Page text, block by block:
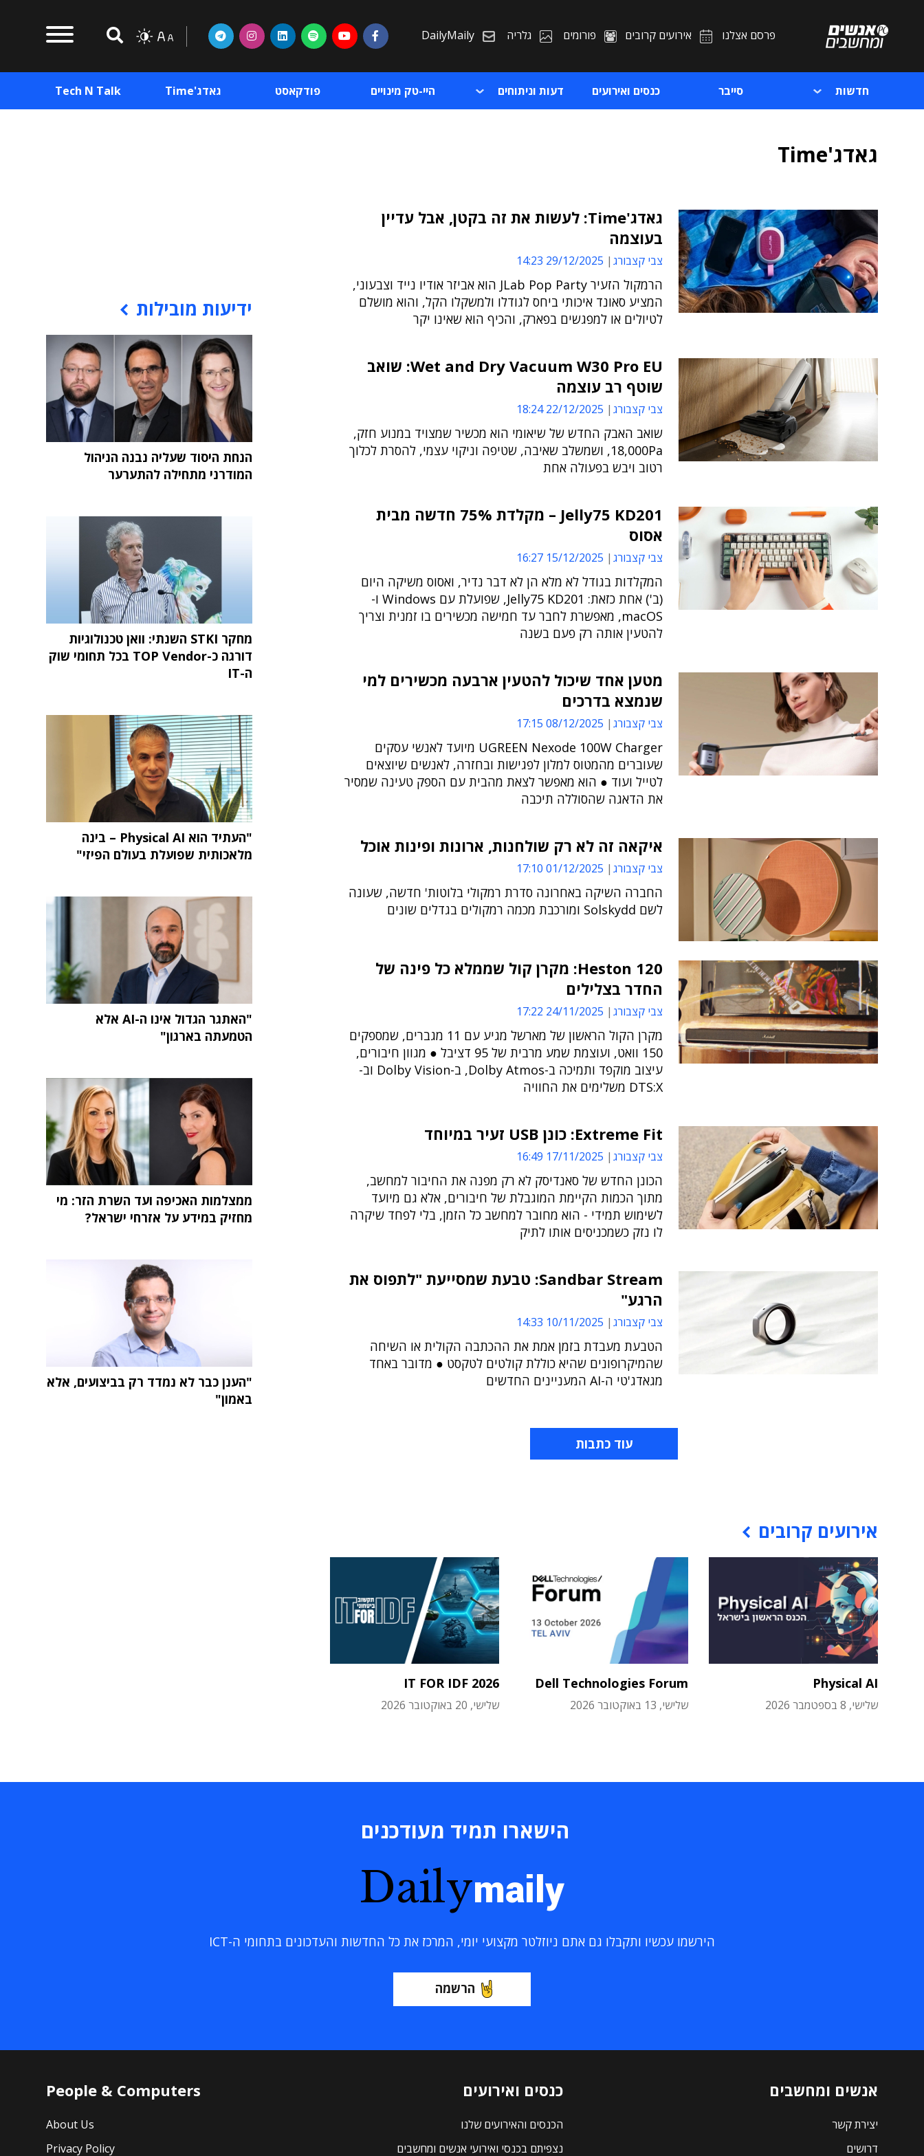
פרסם אצלנו אירועים קרובים פורומים גלריה DailyMaily
חדשות סייבר כנסים ואירועים דעות וניתוחים היי-טק מינויים פודקאסט גאדג'Time Tech N Talk
גאדג'Time
גאדג'Time: לעשות את זה בקטן, אבל עדיין
בעוצמה
צבי קצבורג 29/12/2025 14:23
הרמקול הזעיר JLab Pop Party הוא אביזר אודיו נייד וצבעוני,
המציע סאונד איכותי ביחס לגודלו ולמשקלו הקל, והוא מושלם
לטיולים או למפגשים בפארק, והכיף הוא שאינו יקר
Wet and Dry Vacuum W30 Pro EU: שואב
שוטף רב עוצמה
צבי קצבורג 22/12/2025 18:24
שואב האבק החדש של שיאומי הוא מכשיר שמצויד במנוע חזק,
18,000Pa, ושמשלב שאיבה, שטיפה וניקוי עצמי, להסרת לכלוך
רטוב ויבש בפעולה אחת
Jelly75 KD201 – מקלדת 75% חדשה מבית
אסוס
צבי קצבורג 15/12/2025 16:27
המקלדות בגודל לא מלא הן לא דבר נדיר, ואסוס משיקה היום
(ב') אחת כזאת: Jelly75 KD201, שפועלת עם Windows ו-
macOS, מאפשרת לחבר עד חמישה מכשירים בו זמנית וצריך
להטעין אותה רק פעם בשנה
מטען אחד שיכול להטעין ארבעה מכשירים למי
שנמצא בדרכים
צבי קצבורג 08/12/2025 17:15
UGREEN Nexode 100W Charger מיועד לאנשי עסקים
שעוברים מהמטוס למלון לפגישות ובחזרה, לאנשים שיוצאים
לטייל ועוד ● הוא מאפשר לצאת מהבית עם הספק טעינה שמסיר
את הדאגה שהסוללה תיכבה
איקאה זה לא רק שולחנות, ארונות ופינות אוכל
צבי קצבורג 01/12/2025 17:10
החברה השיקה באחרונה סדרת רמקולי בלוטות' חדשה, שעונה
לשם Solskydd ומורכבת מכמה רמקולים בגדלים שונים
Heston 120: מקרן קול שממלא כל פינה של
החדר בצלילים
צבי קצבורג 24/11/2025 17:22
מקרן הקול הראשון של מארשל מגיע עם 11 מגברים, שמספקים
150 וואט, ועוצמת שמע מרבית של 95 דציבל ● מגוון חיבורים,
עיצוב מוקפד ותמיכה ב-Dolby Atmos, ב-Dolby Vision וב-
DTS:X משלימים את החוויה
Extreme Fit: כונן USB זעיר במיוחד
צבי קצבורג 17/11/2025 16:49
הכונן החדש של סאנדיסק לא רק מפנה את החיבור למחשב,
מתוך הכמות הקיימת המוגבלת של חיבורים, אלא גם מיועד
לשימוש תמידי - הוא מחובר למחשב כל הזמן, בלי לפחד שיקרה
לו נזק כשמכניסים אותו לתיק
Sandbar Stream: טבעת שמסייעת "לתפוס את
הרגע"
צבי קצבורג 10/11/2025 14:33
הטבעת מעבדת בזמן אמת את ההכתבה הקולית או השיחה
שהמיקרופונים שהיא כוללת קולטים לטקסט ● מדובר באחד
מגאדג'טי ה-AI המעניינים החדשים
עוד כתבות
אירועים קרובים
Physical AI
שלישי, 8 בספטמבר 2026
Dell Technologies Forum
שלישי, 13 באוקטובר 2026
IT FOR IDF 2026
שלישי, 20 באוקטובר 2026
ידיעות מובילות
הנחת היסוד שעליה נבנה הניהול
המודרני מתחילה להתערער
מחקר STKI השנתי: וואן טכנולוגיות
דורגה כ-TOP Vendor בכל תחומי שוק
ה-IT
"העתיד הוא Physical AI – בינה
מלאכותית שפועלת בעולם הפיזי"
"האתגר הגדול אינו ה-AI אלא
הטמעתה בארגון"
ממצלמות האכיפה ועד השרת הזר: מי
מחזיק במידע על אזרחי ישראל?
"הענן כבר לא נמדד רק בביצועים, אלא
באמון"
הישארו תמיד מעודכנים
Dailymaily
הירשמו עכשיו ותקבלו גם אתם ניוזלטר מקצועי יומי, המרכז את כל החדשות והעדכונים בתחומי ה-ICT
הרשמה
אנשים ומחשבים
יצירת קשר
דרושים
כנסים ואירועים
הכנסים והאירועים שלנו
נצפיתם בכנסי ואירועי אנשים ומחשבים
People & Computers
About Us
Privacy Policy